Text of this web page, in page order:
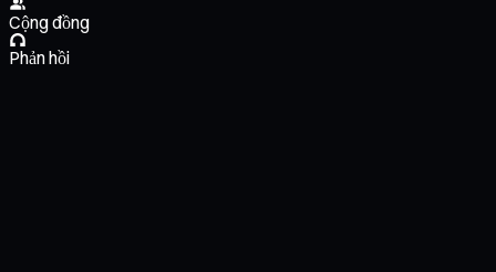
Cộng đồng
Phản hồi